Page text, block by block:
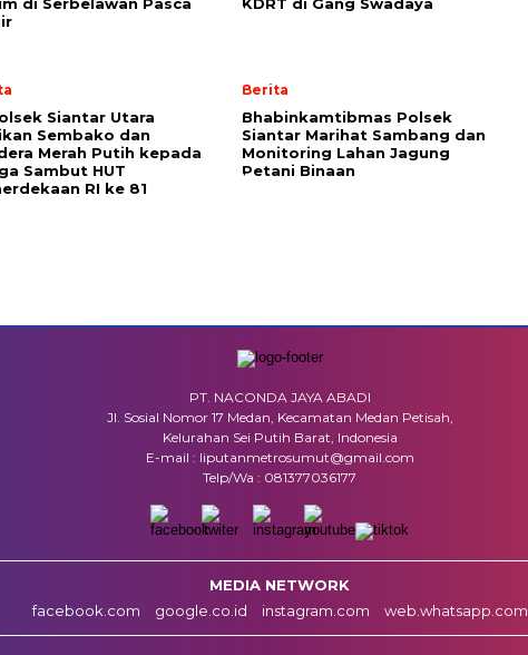
Siantar Utara
Sembako dan
Merah Putih kepada
Sambut HUT
RI ke 81
Berita
Bhabinkamtibmas Polsek
Siantar Marihat Sambang dan
Monitoring Lahan Jagung
Petani Binaan
PT. NACONDA JAYA ABADI
Jl. Sosial Nomor 17 Medan, Kecamatan Medan Petisah,
Kelurahan Sei Putih Barat, Indonesia
E-mail : liputanmetrosumut@gmail.com
Telp/Wa : 081377036177
MEDIA NETWORK
facebook.com
google.co.id instagram.com web.whatsapp.com